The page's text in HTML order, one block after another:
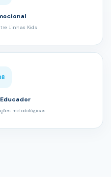
Linhas Kids
metodológicas